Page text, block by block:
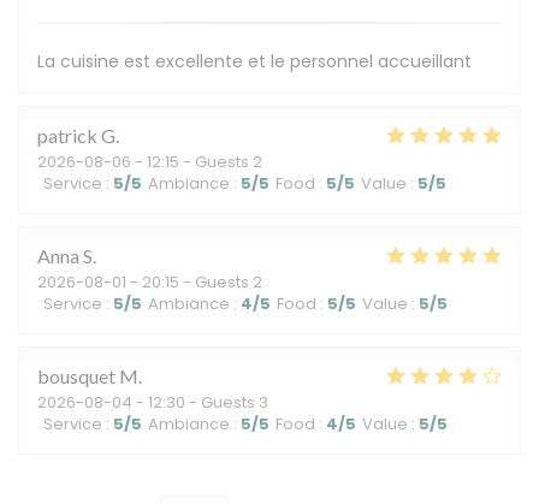
La cuisine est excellente et le personnel accueillant
patrick G
2026-08-06 - 12:15 - Guests 2
Service : 5/5 Ambiance : 5/5 Food : 5/5 Value : 5/5
Anna S
2026-08-01 - 20:15 - Guests 2
Service : 5/5 Ambiance : 4/5 Food : 5/5 Value : 5/5
bousquet M
2026-08-04 - 12:30 - Guests 3
Service : 5/5 Ambiance : 5/5 Food : 4/5 Value : 5/5